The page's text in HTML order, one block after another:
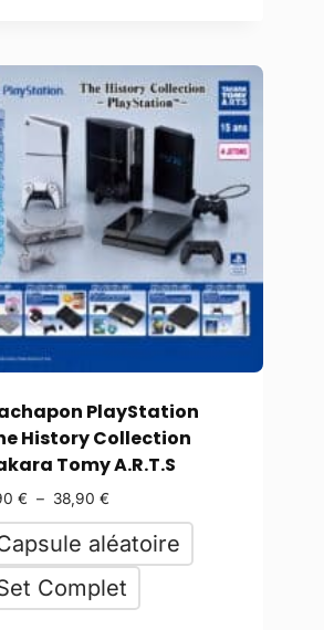
PlayStation
History Collection
Tomy A.R.T.S
€ – 38,90 €
aléatoire
Complet